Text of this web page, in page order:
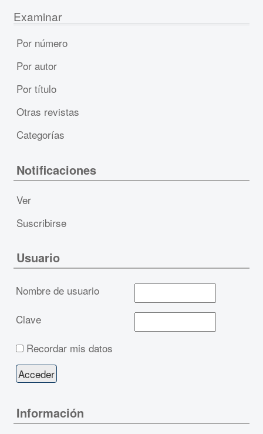
Examinar
Por número
Por autor
Por título
Otras revistas
Categorías
Notificaciones
Ver
Suscribirse
Usuario
Nombre de usuario
Clave
Recordar mis datos
Información